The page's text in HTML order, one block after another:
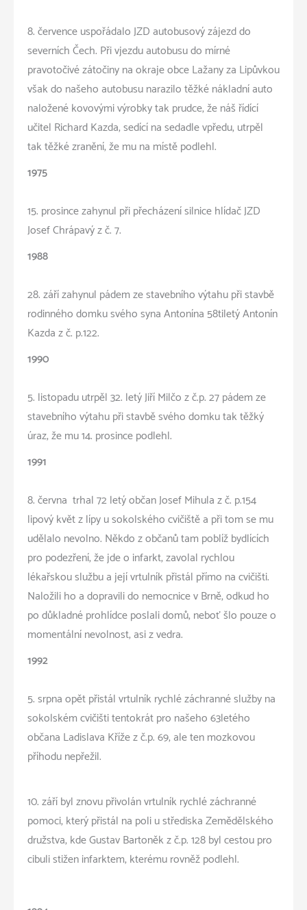
8. července uspořádalo JZD autobusový zájezd do
severních Čech. Při vjezdu autobusu do mírné
pravotočivé zátočiny na okraje obce Lažany za Lipůvkou
však do našeho autobusu narazilo těžké nákladní auto
naložené kovovými výrobky tak prudce, že náš řídící
učitel Richard Kazda, sedící na sedadle vpředu, utrpěl
tak těžké zranění, že mu na místě podlehl.
1975
15. prosince zahynul při přecházení silnice hlídač JZD
Josef Chrápavý z č. 7.
1988
28. září zahynul pádem ze stavebního výtahu při stavbě
rodinného domku svého syna Antonína 58tiletý Antonín
Kazda z č. p.122.
1990
5. listopadu utrpěl 32. letý Jiří Milčo z č.p. 27 pádem ze
stavebního výtahu při stavbě svého domku tak těžký
úraz, že mu 14. prosince podlehl.
1991
8. června trhal 72 letý občan Josef Mihula z č. p.154
lipový květ z lípy u sokolského cvičiště a při tom se mu
udělalo nevolno. Někdo z občanů tam poblíž bydlících
pro podezření, že jde o infarkt, zavolal rychlou
lékařskou službu a její vrtulník přistál přímo na cvičišti.
Naložili ho a dopravili do nemocnice v Brně, odkud ho
po důkladné prohlídce poslali domů, neboť šlo pouze o
momentální nevolnost, asi z vedra.
1992
5. srpna opět přistál vrtulník rychlé záchranné služby na
sokolském cvičišti tentokrát pro našeho 63letého
občana Ladislava Kříže z č.p. 69, ale ten mozkovou
příhodu nepřežil.
10. září byl znovu přivolán vrtulník rychlé záchranné
pomoci, který přistál na poli u střediska Zemědělského
družstva, kde Gustav Bartoněk z č.p. 128 byl cestou pro
cibuli stižen infarktem, kterému rovněž podlehl.